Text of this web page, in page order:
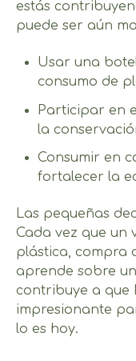
estás
puede ser aún
Usar una
consumo de
Participar en
la
Consumir en
fortalecer la
Las pequeñas
Cada vez que un
plástica, compra
aprende sobre
contribuye a que
impresionante
lo es hoy.